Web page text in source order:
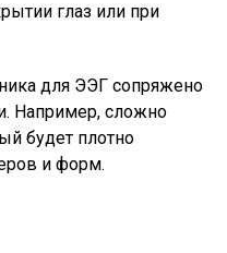
глаз или при
для ЭЭГ сопряжено
Например, сложно
будет плотно
и форм.